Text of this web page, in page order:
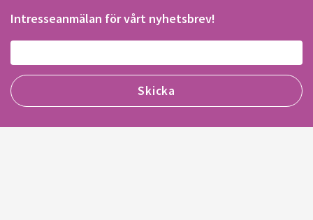
Intresseanmälan för vårt nyhetsbrev!